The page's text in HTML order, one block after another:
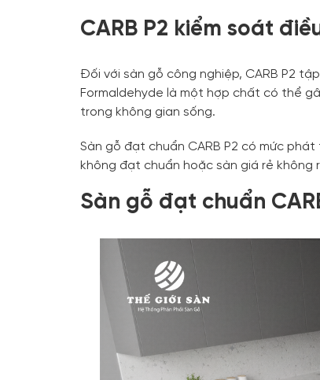
CARB P2 kiểm soát
Đối với sàn gỗ công nghiệp, CARB P2
Formaldehyde là một hợp chất có thể
trong không gian sống.
Sàn gỗ đạt chuẩn CARB P2 có mức
không đạt chuẩn hoặc sàn giá rẻ không
Sàn gỗ đạt chuẩn